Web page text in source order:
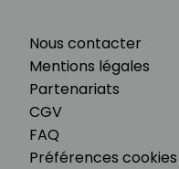
Nous contacter
Mentions légales
Partenariats
CGV
FAQ
Préférences cookies